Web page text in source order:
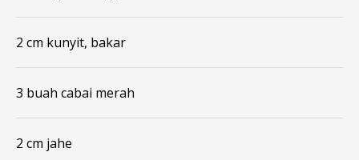
2 cm kunyit, bakar
3 buah cabai merah
2 cm jahe